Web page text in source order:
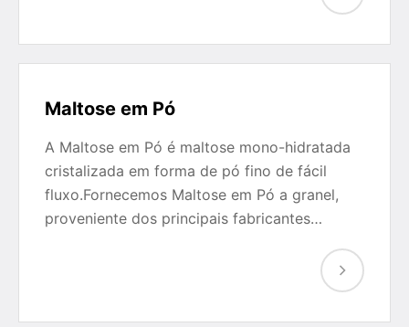
Maltose em Pó
A Maltose em Pó é maltose mono-hidratada
cristalizada em forma de pó fino de fácil
fluxo.Fornecemos Maltose em Pó a granel,
proveniente dos principais fabricantes…